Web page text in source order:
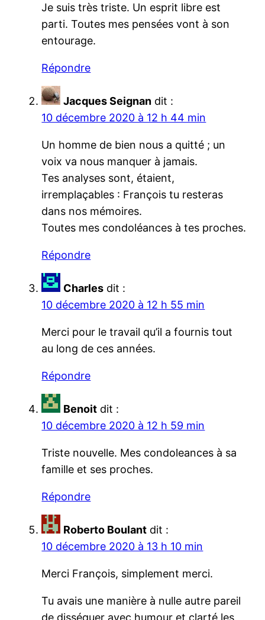
Je suis très triste. Un esprit libre est
parti. Toutes mes pensées vont à son
entourage.
Répondre
Jacques Seignan dit :
10 décembre 2020 à 12 h 44 min
Un homme de bien nous a quitté ; un
voix va nous manquer à jamais.
Tes analyses sont, étaient,
irremplaçables : François tu resteras
dans nos mémoires.
Toutes mes condoléances à tes proches.
Répondre
Charles dit :
10 décembre 2020 à 12 h 55 min
Merci pour le travail qu’il a fournis tout
au long de ces années.
Répondre
Benoit dit :
10 décembre 2020 à 12 h 59 min
Triste nouvelle. Mes condoleances à sa
famille et ses proches.
Répondre
Roberto Boulant dit :
10 décembre 2020 à 13 h 10 min
Merci François, simplement merci.
Tu avais une manière à nulle autre pareil
de disséquer avec humour et clarté les